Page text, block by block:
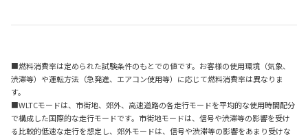
■燃料消費率は定められた試験条件のもとでの値です。お客様の使用環境（気象、
渋滞等）や運転方法（急発進、エアコン使用等）に応じて燃料消費率は異なりま
す。
■WLTCモードは、市街地、郊外、高速道路の各走行モードを平均的な使用時間配分
で構成した国際的な走行モードです。市街地モードは、信号や渋滞等の影響を受け
る比較的低速な走行を想定し、郊外モードは、信号や渋滞等の影響をあまり受けな